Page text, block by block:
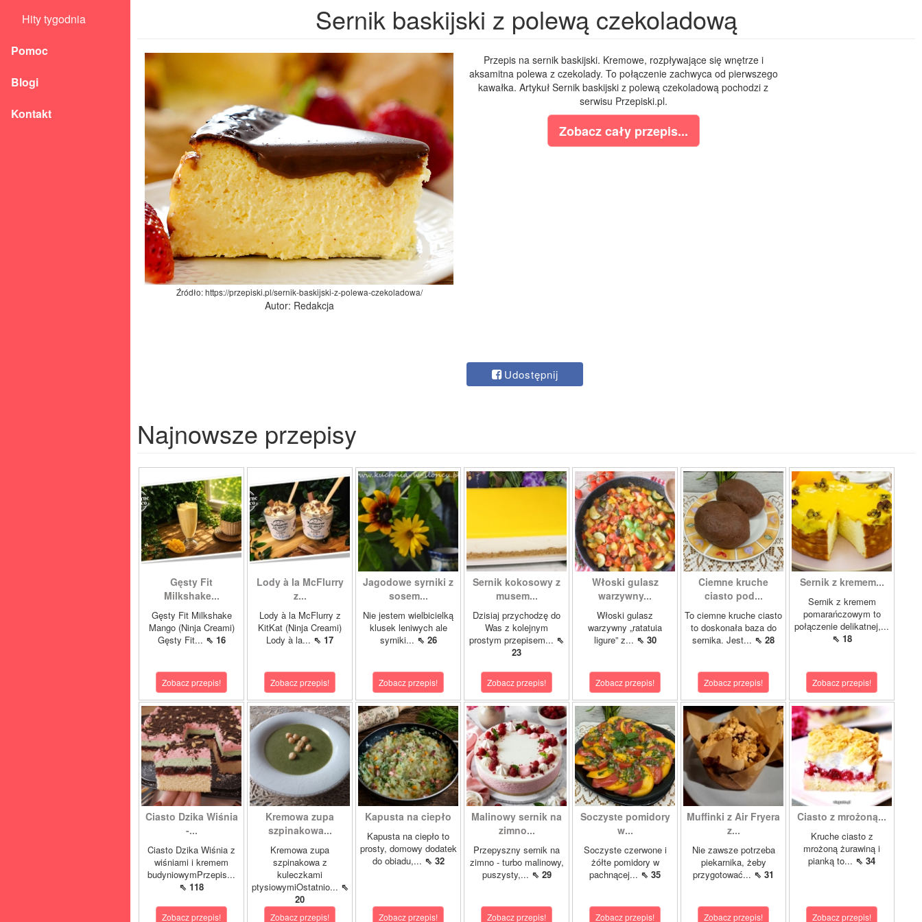
Hity tygodnia
Pomoc
Blogi
Kontakt
Sernik baskijski z polewą czekoladową
Źródło: https://przepiski.pl/sernik-baskijski-z-polewa-czekoladowa/
Autor: Redakcja
Przepis na sernik baskijski. Kremowe, rozpływające się wnętrze i
aksamitna polewa z czekolady. To połączenie zachwyca od pierwszego
kawałka. Artykuł Sernik baskijski z polewą czekoladową pochodzi z
serwisu Przepiski.pl.
Zobacz cały przepis...
Udostępnij
Najnowsze przepisy
Gęsty Fit
Milkshake...
Gęsty Fit Milkshake
Mango (Ninja Creami)
Gęsty Fit... ⇖ 16
Zobacz przepis!
Lody à la McFlurry
z...
Lody à la McFlurry z
KitKat (Ninja Creami)
Lody à la... ⇖ 17
Zobacz przepis!
Jagodowe syrniki z
sosem...
Nie jestem wielbicielką
klusek leniwych ale
syrniki... ⇖ 26
Zobacz przepis!
Sernik kokosowy z
musem...
Dzisiaj przychodzę do
Was z kolejnym
prostym przepisem... ⇖
23
Zobacz przepis!
Włoski gulasz
warzywny...
Włoski gulasz
warzywny „ratatuia
ligure” z... ⇖ 30
Zobacz przepis!
Ciemne kruche
ciasto pod...
To ciemne kruche ciasto
to doskonała baza do
sernika. Jest... ⇖ 28
Zobacz przepis!
Sernik z kremem...
Sernik z kremem
pomarańczowym to
połączenie delikatnej,...
⇖ 18
Zobacz przepis!
Ciasto Dzika Wiśnia
-...
Ciasto Dzika Wiśnia z
wiśniami i kremem
budyniowymPrzepis...
⇖ 118
Zobacz przepis!
Kremowa zupa
szpinakowa...
Kremowa zupa
szpinakowa z
kuleczkami
ptysiowymiOstatnio... ⇖
20
Zobacz przepis!
Kapusta na ciepło
Kapusta na ciepło to
prosty, domowy dodatek
do obiadu,... ⇖ 32
Zobacz przepis!
Malinowy sernik na
zimno...
Przepyszny sernik na
zimno - turbo malinowy,
puszysty,... ⇖ 29
Zobacz przepis!
Soczyste pomidory
w...
Soczyste czerwone i
żółte pomidory w
pachnącej... ⇖ 35
Zobacz przepis!
Muffinki z Air Fryera
z...
Nie zawsze potrzeba
piekarnika, żeby
przygotować... ⇖ 31
Zobacz przepis!
Ciasto z mrożoną...
Kruche ciasto z
mrożoną żurawiną i
pianką to... ⇖ 34
Zobacz przepis!